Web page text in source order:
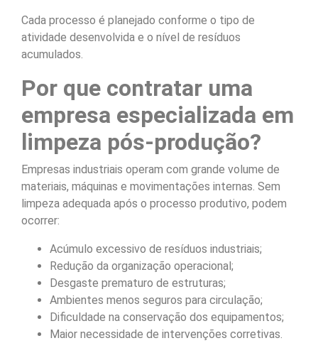
Cada processo é planejado conforme o tipo de
atividade desenvolvida e o nível de resíduos
acumulados.
Por que contratar uma
empresa especializada em
limpeza pós-produção?
Empresas industriais operam com grande volume de
materiais, máquinas e movimentações internas. Sem
limpeza adequada após o processo produtivo, podem
ocorrer:
Acúmulo excessivo de resíduos industriais;
Redução da organização operacional;
Desgaste prematuro de estruturas;
Ambientes menos seguros para circulação;
Dificuldade na conservação dos equipamentos;
Maior necessidade de intervenções corretivas.